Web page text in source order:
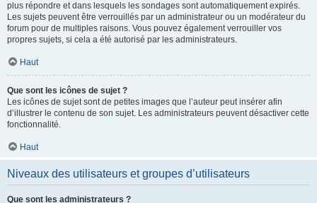
plus répondre et dans lesquels les sondages sont automatiquement expirés.
Les sujets peuvent être verrouillés par un administrateur ou un modérateur du
forum pour de multiples raisons. Vous pouvez également verrouiller vos
propres sujets, si cela a été autorisé par les administrateurs.
Haut
Que sont les icônes de sujet ?
Les icônes de sujet sont de petites images que l’auteur peut insérer afin
d’illustrer le contenu de son sujet. Les administrateurs peuvent désactiver cette
fonctionnalité.
Haut
Niveaux des utilisateurs et groupes d’utilisateurs
Que sont les administrateurs ?